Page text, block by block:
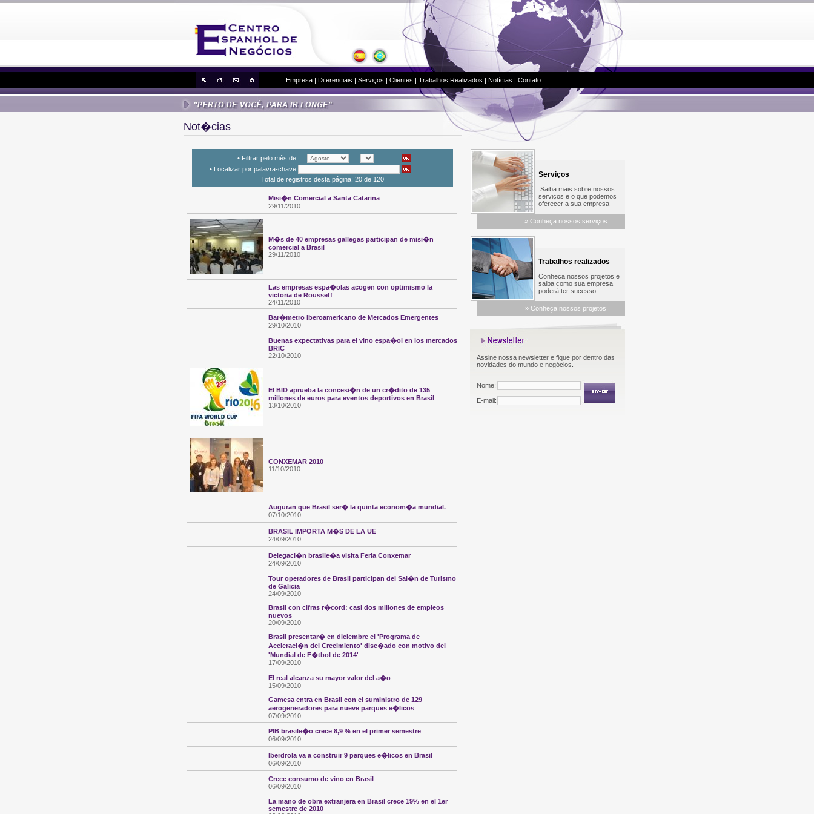
Empresa | Diferenciais | Serviços | Clientes | Trabalhos Realizados | Notícias | Contato
Not�cias
• Filtrar pelo mês de
• Localizar por palavra-chave
Total de registros desta página: 20 de 120
Misi�n Comercial a Santa Catarina
29/11/2010
M�s de 40 empresas gallegas participan de misi�n
comercial a Brasil
29/11/2010
Las empresas espa�olas acogen con optimismo la
victoria de Rousseff
24/11/2010
Bar�metro Iberoamericano de Mercados Emergentes
29/10/2010
Buenas expectativas para el vino espa�ol en los mercados
BRIC
22/10/2010
El BID aprueba la concesi�n de un cr�dito de 135
millones de euros para eventos deportivos en Brasil
13/10/2010
CONXEMAR 2010
11/10/2010
Auguran que Brasil ser� la quinta econom�a mundial.
07/10/2010
BRASIL IMPORTA M�S DE LA UE
24/09/2010
Delegaci�n brasile�a visita Feria Conxemar
24/09/2010
Tour operadores de Brasil participan del Sal�n de Turismo
de Galicia
24/09/2010
Brasil con cifras r�cord: casi dos millones de empleos
nuevos
20/09/2010
Brasil presentar� en diciembre el 'Programa de
Aceleraci�n del Crecimiento' dise�ado con motivo del
'Mundial de F�tbol de 2014'
17/09/2010
El real alcanza su mayor valor del a�o
15/09/2010
Gamesa entra en Brasil con el suministro de 129
aerogeneradores para nueve parques e�licos
07/09/2010
PIB brasile�o crece 8,9 % en el primer semestre
06/09/2010
Iberdrola va a construir 9 parques e�licos en Brasil
06/09/2010
Crece consumo de vino en Brasil
06/09/2010
La mano de obra extranjera en Brasil crece 19% en el 1er
semestre de 2010
Serviços
Saiba mais sobre nossos
serviços e o que podemos
oferecer a sua empresa
» Conheça nossos serviços
Trabalhos realizados
Conheça nossos projetos e
saiba como sua empresa
poderá ter sucesso
» Conheça nossos projetos
Assine nossa newsletter e fique por dentro das
novidades do mundo e negócios.
Nome:
E-mail: